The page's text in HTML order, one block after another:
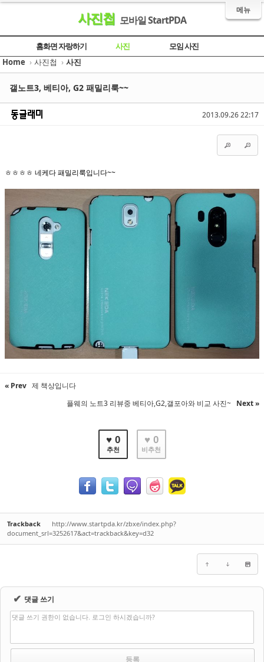
메뉴
사진첩 모바일 StartPDA
홈화면 자랑하기 사진
모임 사진
Home › 사진첩 › 사진
2013.09.26 22:17
갤노트3, 베티아, G2 패밀리룩~~
ㅎㅎㅎㅎ 네케다 패밀리룩입니다~~
« Prev 제 책상입니다
플웨의 노트3 리뷰중 베티아,G2,갤포아와 비교 사진~ Next »
♥ 0
추천
♥ 0
비추천
Trackback
http://www.startpda.kr/zbxe/index.php?
document_srl=3252617&act=trackback&key=d32
✔ 댓글 쓰기
댓글 쓰기 권한이 없습니다. 로그인 하시겠습니까?
Sketchbook5, 스케치북5
Sketchbook5, 스케치북5
Sketchbook5, 스케치북5
Sketchbook5, 스케치북5